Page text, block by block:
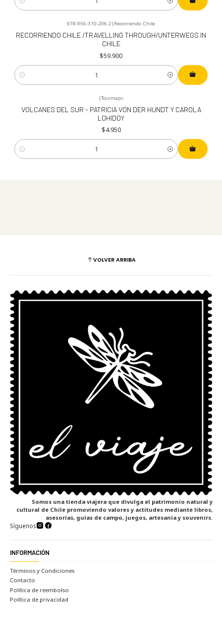
Cantidad
978-956-310-206-2| Recorriendo Chile
RECORRIENDO CHILE /TRAVELLING THROUGH/UNTERWEGS IN
CHILE
$59.900
Cantidad
|Tourmaps
VOLCANES DEL SUR - PATRICIA VON DER HUNDT Y CAROLA
LOHIDOY
$4.950
Cantidad
VOLVER ARRIBA
Somos una tienda viajera que divulga el patrimonio natural y
cultural de Chile promoviendo valores y actitudes mediante libros,
asesorías, guías de campo, juegos, artesanía y souvenirs.
Síguenos
INFORMACIÓN
Términos y Condiciones
Contacto
Política de reembolso
Política de privacidad